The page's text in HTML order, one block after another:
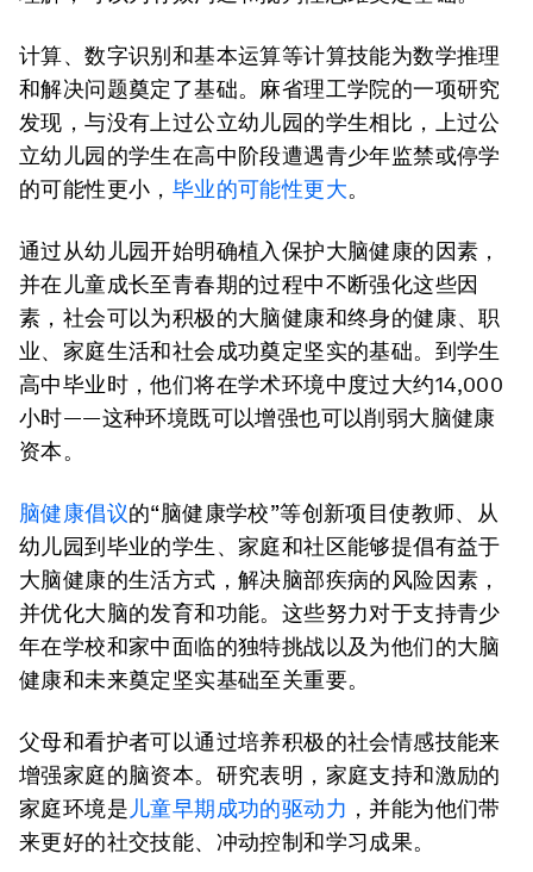
计算、数字识别和基本运算等计算技能为数学推理
和解决问题奠定了基础。麻省理工学院的一项研究
发现，与没有上过公立幼儿园的学生相比，上过公
立幼儿园的学生在高中阶段遭遇青少年监禁或停学
的可能性更小， 毕业的可能性更大。
通过从幼儿园开始明确植入保护大脑健康的因素，
并在儿童成长至青春期的过程中不断强化这些因
素，社会可以为积极的大脑健康和终身的健康、职
业、家庭生活和社会成功奠定坚实的基础。到学生
高中毕业时，他们将在学术环境中度过大约14,000
小时——这种环境既可以增强也可以削弱大脑健康
资本。
脑健康倡议的“脑健康学校”等创新项目使教师、从
幼儿园到毕业的学生、家庭和社区能够提倡有益于
大脑健康的生活方式，解决脑部疾病的风险因素，
并优化大脑的发育和功能。这些努力对于支持青少
年在学校和家中面临的独特挑战以及为他们的大脑
健康和未来奠定坚实基础至关重要。
父母和看护者可以通过培养积极的社会情感技能来
增强家庭的脑资本。研究表明，家庭支持和激励的
家庭环境是 儿童早期成功的驱动力 ，并能为他们带
来更好的社交技能、冲动控制和学习成果。